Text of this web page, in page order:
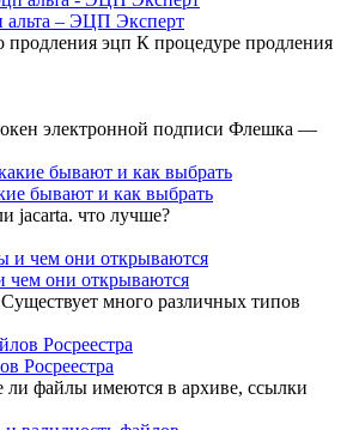
альта – ЭЦП Эксперт
продления эцп К процедуре продления
электронной подписи Флешка —
бывают и как выбрать
jacarta. что лучше?
чем они открываются
много различных типов
Росреестра
ли файлы имеются в архиве, ссылки